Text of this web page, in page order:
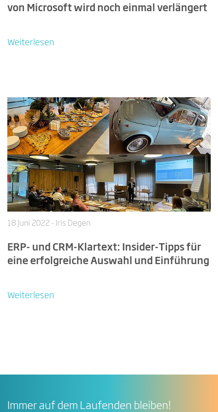
von Microsoft wird noch einmal verlängert
Weiterlesen
18 Juni 2022 - Iris Degen
ERP- und CRM-Klartext: Insider-Tipps für
eine erfolgreiche Auswahl und Einführung
Weiterlesen
Immer auf dem Laufenden bleiben!